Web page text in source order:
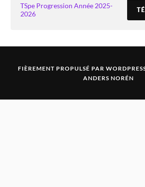
TSpe Progression Année 2025-
2026
FIÈREMENT PROPULSÉ PAR
ANDERS NORÉN